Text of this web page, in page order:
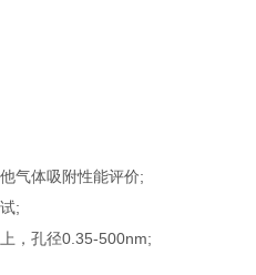
气体吸附性能评价;
;
，孔径0.35-500nm;